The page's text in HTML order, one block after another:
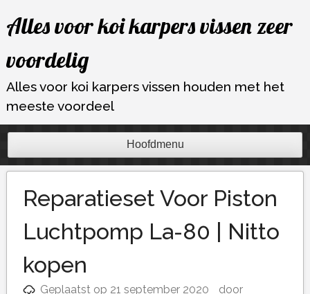
naar
inhoud
Alles voor koi karpers vissen zeer
voordelig
Alles voor koi karpers vissen houden met het
meeste voordeel
Hoofdmenu
Reparatieset Voor Piston
Luchtpomp La-80 | Nitto
kopen
Geplaatst op 21 september 2020
door